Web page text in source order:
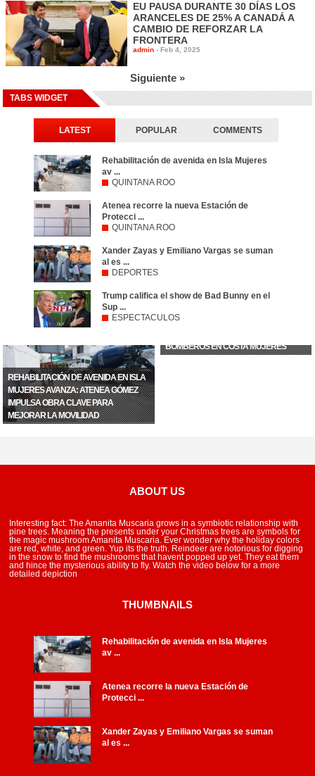
EU PAUSA DURANTE 30 DÍAS LOS
ARANCELES DE 25% A CANADÁ A
CAMBIO DE REFORZAR LA
FRONTERA
admin - Feb 4, 2025
Siguiente »
TABS WIDGET
LATEST POPULAR COMMENTS
Rehabilitación de avenida en Isla Mujeres
av ...
QUINTANA ROO
Atenea recorre la nueva Estación de
Protecci ...
QUINTANA ROO
Xander Zayas y Emiliano Vargas se suman
al es ...
DEPORTES
Trump califica el show de Bad Bunny en el
Sup ...
ESPECTACULOS
REHABILITACIÓN DE AVENIDA EN ISLA
MUJERES AVANZA: ATENEA GÓMEZ
IMPULSA OBRA CLAVE PARA
MEJORAR LA MOVILIDAD
ATENEA RECORRE LA NUEVA
BOMBEROS EN COSTA MUJERES
ABOUT US
Interesting fact: The Amanita Muscaria grows in a symbiotic relationship with
pine trees. Meaning the presents under your Christmas trees are symbols for
the magic mushroom Amanita Muscaria. Ever wonder why the holiday colors
are red, white, and green. Yup its the truth. Reindeer are notorious for digging
in the snow to find the mushrooms that havent popped up yet. They eat them
and hince the mysterious ability to fly. Watch the video below for a more
detailed depiction
THUMBNAILS
Rehabilitación de avenida en Isla Mujeres
av ...
Atenea recorre la nueva Estación de
Protecci ...
Xander Zayas y Emiliano Vargas se suman
al es ...